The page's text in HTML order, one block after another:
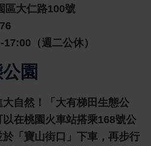
區大仁路100號
（週二公休）
園
自然！「大有梯田生態公
在桃園火車站搭乘168號公
「寶山街口」下車，再步行